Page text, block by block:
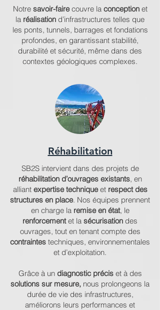
Notre savoir-fairecouvre la conceptionet
la réalisation d’infrastructures telles que
les ponts, tunnels, barrages et fondations
profondes, en garantissant stabilité,
durabilité et sécurité, même dans des
contextes géologiques complexes.
Réhabilitation
SB2S intervient dans des projets de
réhabilitation d’ouvrages existants, en
alliant expertise techniqueet respect des
structures en place. Nos équipes prennent
en charge la remise en état, le
renforcementet la sécurisation des
ouvrages, tout en tenant compte des
contraintes techniques, environnementales
et d’exploitation.
Grâce à un diagnostic précis et à des
solutions sur mesure, nous prolongeons la
durée de vie des infrastructures,
améliorons leurs performances et